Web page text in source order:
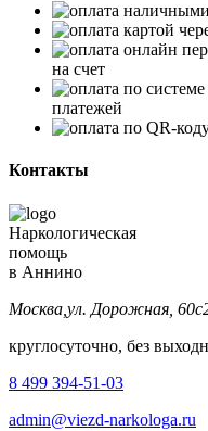
на счет
платежей
Контакты
Наркологическая
помощь
в Аннино
Москва,ул. Дорожная,
круглосуточно, без
8 499 394-51-03
admin@viezd-narkologa.ru